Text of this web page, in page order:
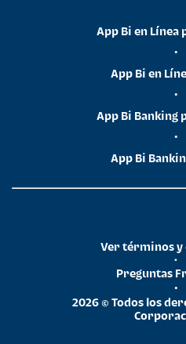
App Bi en Línea
•
App Bi en
•
App Bi Banking
•
App Bi
2026 © Todos los
•
Preguntas
•
Ver términos y